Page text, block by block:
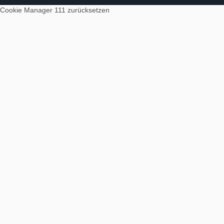
Cookie Manager 111 zurücksetzen